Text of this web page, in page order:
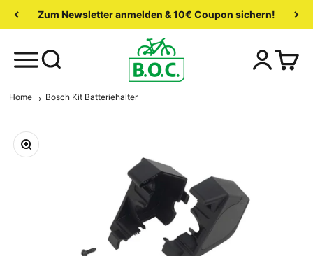
Zum Newsletter anmelden & 10€ Coupon sichern!
Home Bosch Kit Batteriehalter